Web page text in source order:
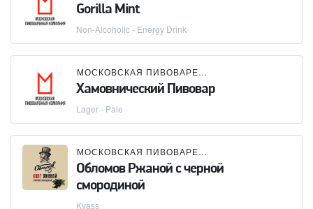
Gorilla Mint
Non-Alcoholic - Energy Drink
МОСКОВСКАЯ ПИВОВАРЕННАЯ КОМПАНИЯ (МПК)
Хамовнический Пивовар
Lager - Pale
МОСКОВСКАЯ ПИВОВАРЕННАЯ КОМПАНИЯ (МПК)
Обломов Ржаной с черной
смородиной
Kvass